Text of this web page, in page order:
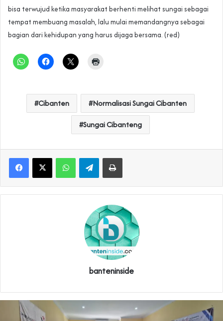
bisa terwujud ketika masyarakat berhenti melihat sungai sebagai
tempat membuang masalah, lalu mulai memandangnya sebagai
bagian dari kehidupan yang harus dijaga bersama. (red)
Cibanten Normalisasi Sungai Cibanten
Sungai Cibanteng
WhatsAppTelegramPrint
banteninside